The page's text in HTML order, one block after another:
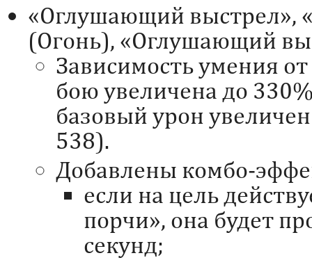
«Оглушающий выстрел»,
(Огонь), «Оглушающий
Зависимость умения
бою увеличена до
базовый урон
538).
Добавлены комбо-
если на цель
порчи», она будет
секунд;